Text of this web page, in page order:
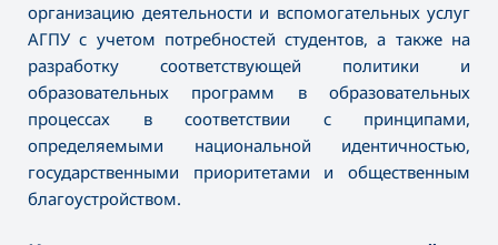
организацию деятельности и вспомогательных услуг
АГПУ с учетом потребностей студентов, а также на
разработку соответствующей политики и
образовательных программ в образовательных
процессах в соответствии с принципами,
определяемыми национальной идентичностью,
государственными приоритетами и общественным
благоустройством.